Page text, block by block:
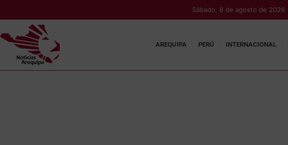
Sábado, 8 de agosto de 2026
AREQUIPA PERÚ INTERNACIONAL